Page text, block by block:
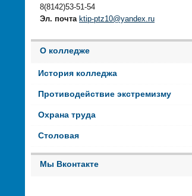
8(8142)53-51-54
Эл. почта ktip-ptz10@yandex.ru
О колледже
История колледжа
Противодействие экстремизму
Охрана труда
Столовая
Мы Вконтакте